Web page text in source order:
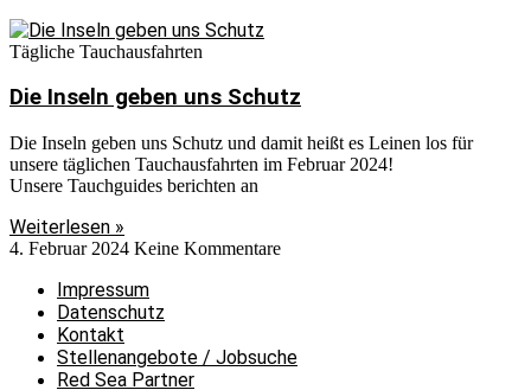
Tägliche Tauchausfahrten
Die Inseln geben uns Schutz
Die Inseln geben uns Schutz und damit heißt es Leinen los für
unsere täglichen Tauchausfahrten im Februar 2024!
Unsere Tauchguides berichten an
Weiterlesen »
4. Februar 2024 Keine Kommentare
Impressum
Datenschutz
Kontakt
Stellenangebote / Jobsuche
Red Sea Partner